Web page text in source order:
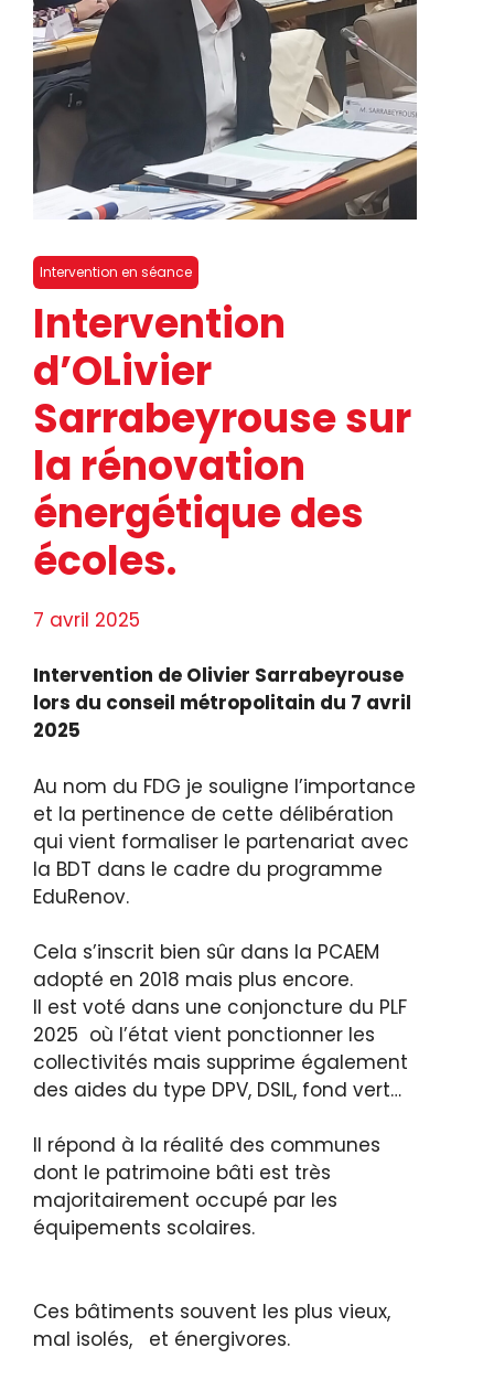
Intervention en séance
Intervention
d’OLivier
Sarrabeyrouse sur
la rénovation
énergétique des
écoles.
7 avril 2025
Intervention de Olivier Sarrabeyrouse
lors du conseil métropolitain du 7 avril
2025
Au nom du FDG je souligne l’importance
et la pertinence de cette délibération
qui vient formaliser le partenariat avec
la BDT dans le cadre du programme
EduRenov.
Cela s’inscrit bien sûr dans la PCAEM
adopté en 2018 mais plus encore.
Il est voté dans une conjoncture du PLF
2025 où l’état vient ponctionner les
collectivités mais supprime également
des aides du type DPV, DSIL, fond vert…
Il répond à la réalité des communes
dont le patrimoine bâti est très
majoritairement occupé par les
équipements scolaires.
Ces bâtiments souvent les plus vieux,
mal isolés, et énergivores.